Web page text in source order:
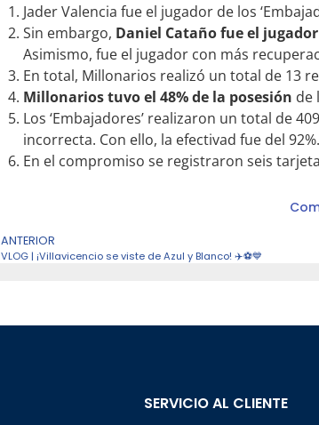
Jader Valencia fue el jugador de los
Sin embargo, Daniel Cataño fue el
Asimismo, fue el jugador con más
En total, Millonarios realizó un total de 13
Millonarios tuvo el 48% de la posesión de
Los ‘Embajadores’ realizaron un total de
incorrecta. Con ello, la efectivad fue del 92%.
En el compromiso se registraron seis
ANTERIOR
VLOG | ¡Villavicencio se viste de Azul y Blanco! ✈️⚽️💙
SERVICIO AL CLIENTE